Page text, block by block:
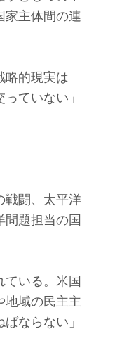
家主体間の連
略的現実は
ていない」
戦闘、太平洋
問題担当の国
いる。米国
地域の民主主
ならない」